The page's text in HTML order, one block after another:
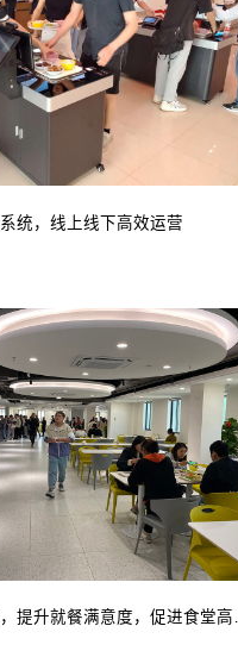
统，线上线下高效运营
智慧食